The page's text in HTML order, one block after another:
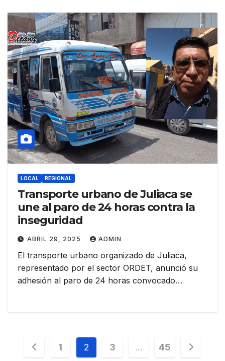
LOCAL REGIONAL
Transporte urbano de Juliaca se
une al paro de 24 horas contra la
inseguridad
ABRIL 29, 2025 ADMIN
El transporte urbano organizado de Juliaca,
representado por el sector ORDET, anunció su
adhesión al paro de 24 horas convocado…
Navegación
1 2 3 … 45